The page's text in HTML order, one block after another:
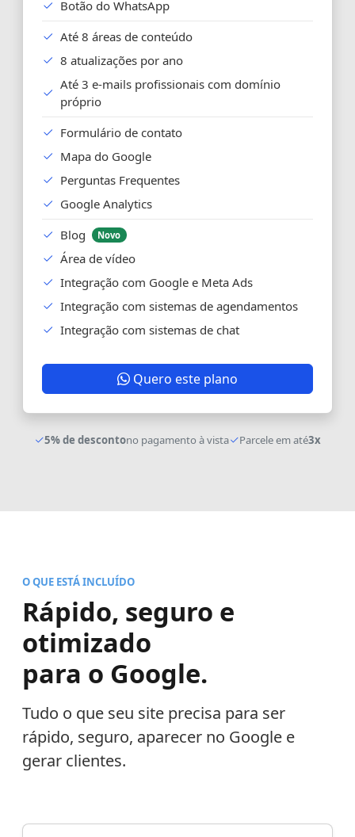
Botão do WhatsApp
Até 8 áreas de conteúdo
8 atualizações por ano
Até 3 e-mails profissionais com domínio
próprio
Formulário de contato
Mapa do Google
Perguntas Frequentes
Google Analytics
Blog
Novo
Área de vídeo
Integração com Google e Meta Ads
Integração com sistemas de agendamentos
Integração com sistemas de chat
Quero este plano
5% de descontono pagamento à vista Parcele em até3x
O QUE ESTÁ INCLUÍDO
Rápido, seguro e
otimizado
para o Google.
Tudo o que seu site precisa para ser
rápido, seguro, aparecer no Google e
gerar clientes.